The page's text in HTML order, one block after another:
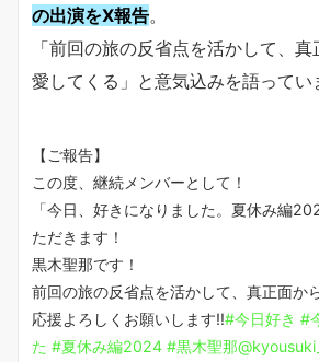
の出演をX報告。
「前回の旅の反省点を活かして、
愛してくる」と意気込みを語ってい
【ご報告】
この度、継続メンバーとして！
「今日、好きになりました。夏休み編
ただきます！
黒木聖那です！
前回の旅の反省点を活かして、真正面か
応援よろしくお願いします‼️#今日好き #
た #夏休み編2024 #黒木聖那